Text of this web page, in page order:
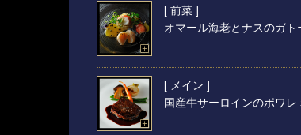
[ 前菜 ]
オマール海老とナスのガ
[ メイン ]
国産牛サーロインのポワレ